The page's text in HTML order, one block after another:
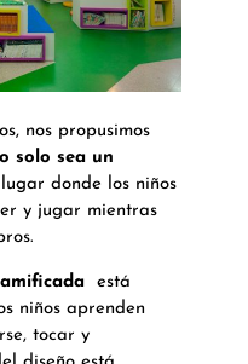
nos propusimos
solo sea un
donde los niños
y jugar mientras
está
niños aprenden
tocar y